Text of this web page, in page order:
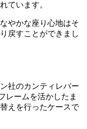
ています。
やかな座り心地はそ
戻すことができまし
社のカンティレバー
レームを活かしたま
えを行ったケースで